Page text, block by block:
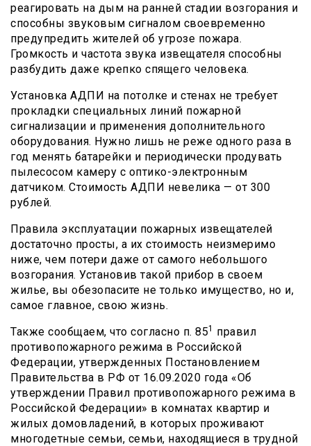
реагировать на дым на ранней стадии возгорания и
способны звуковым сигналом своевременно
предупредить жителей об угрозе пожара.
Громкость и частота звука извещателя способны
разбудить даже крепко спящего человека.
Установка АДПИ на потолке и стенах не требует
прокладки специальных линий пожарной
сигнализации и применения дополнительного
оборудования. Нужно лишь не реже одного раза в
год менять батарейки и периодически продувать
пылесосом камеру с оптико-электронным
датчиком. Стоимость АДПИ невелика — от 300
рублей.
Правила эксплуатации пожарных извещателей
достаточно просты, а их стоимость неизмеримо
ниже, чем потери даже от самого небольшого
возгорания. Установив такой прибор в своем
жилье, вы обезопасите не только имущество, но и,
самое главное, свою жизнь.
Также сообщаем, что согласно п. 851
правил
противопожарного режима в Российской
Федерации, утвержденных Постановлением
Правительства в РФ от 16.09.2020 года «Об
утверждении Правил противопожарного режима в
Российской Федерации» в комнатах квартир и
жилых домовладений, в которых проживают
многодетные семьи, семьи, находящиеся в трудной